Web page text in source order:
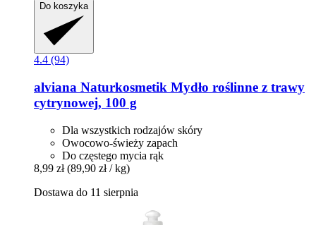
Do koszyka
4.4 (94)
alviana Naturkosmetik Mydło roślinne z trawy
cytrynowej, 100 g
Dla wszystkich rodzajów skóry
Owocowo-świeży zapach
Do częstego mycia rąk
8,99 zł (89,90 zł / kg)
Dostawa do 11 sierpnia